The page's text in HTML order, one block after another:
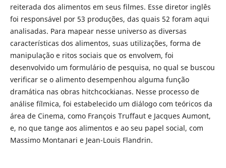
reiterada dos alimentos em seus filmes. Esse diretor inglês
foi responsável por 53 produções, das quais 52 foram aqui
analisadas. Para mapear nesse universo as diversas
características dos alimentos, suas utilizações, forma de
manipulação e ritos sociais que os envolvem, foi
desenvolvido um formulário de pesquisa, no qual se buscou
verificar se o alimento desempenhou alguma função
dramática nas obras hitchcockianas. Nesse processo de
análise fílmica, foi estabelecido um diálogo com teóricos da
área de Cinema, como François Truffaut e Jacques Aumont,
e, no que tange aos alimentos e ao seu papel social, com
Massimo Montanari e Jean-Louis Flandrin.